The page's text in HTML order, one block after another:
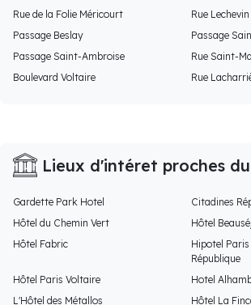
Rue de la Folie Méricourt
Rue Lechevin
Passage Beslay
Passage
Passage Saint-Ambroise
Rue Saint-
Boulevard Voltaire
Rue
Lieux d'intéret proches
Gardette Park Hotel
Citadines
Hôtel du Chemin Vert
Hôtel
Hôtel Fabric
Hipotel
République
Hôtel Paris Voltaire
Hotel
L'Hôtel des Métallos
Hôtel La